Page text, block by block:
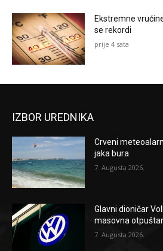
Ekstremne
se rekordi
prije 4 sata
IZBOR UREDNIKA
Crveni
jaka bura
7. Augusta 2026.
Glavni dioničar
masovna
7. Augusta 2026.